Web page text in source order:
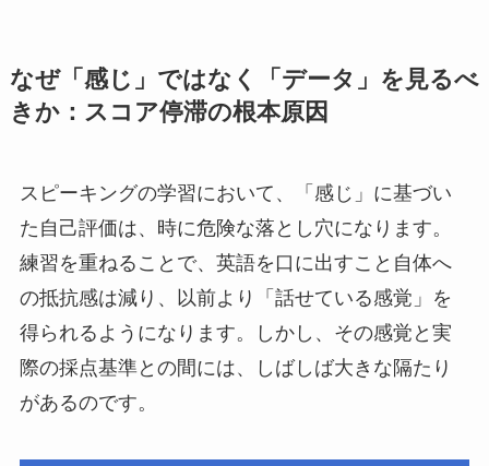
なぜ「感じ」ではなく「データ」を見るべ
きか：スコア停滞の根本原因
スピーキングの学習において、「感じ」に基づい
た自己評価は、時に危険な落とし穴になります。
練習を重ねることで、英語を口に出すこと自体へ
の抵抗感は減り、以前より「話せている感覚」を
得られるようになります。しかし、その感覚と実
際の採点基準との間には、しばしば大きな隔たり
があるのです。